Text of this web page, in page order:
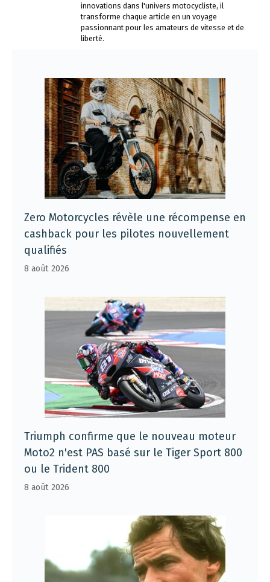
innovations dans l'univers motocycliste, il
transforme chaque article en un voyage
passionnant pour les amateurs de vitesse et de
liberté.
Zero Motorcycles révèle une récompense en
cashback pour les pilotes nouvellement
qualifiés
8 août 2026
Triumph confirme que le nouveau moteur
Moto2 n'est PAS basé sur le Tiger Sport 800
ou le Trident 800
8 août 2026